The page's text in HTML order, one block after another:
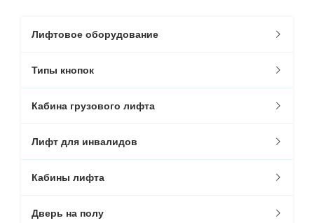
Лифтовое оборудование
Типы кнопок
Кабина грузового лифта
Лифт для инвалидов
Кабины лифта
Дверь на полу